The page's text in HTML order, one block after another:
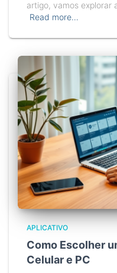
artigo, vamos explorar
Read more…
APLICATIVO
Como Escolher
Celular e PC